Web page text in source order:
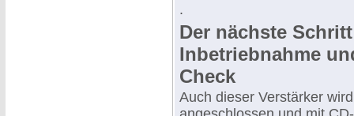
.
Der nächste
Inbetriebnahme
Check
Auch dieser Verstärker